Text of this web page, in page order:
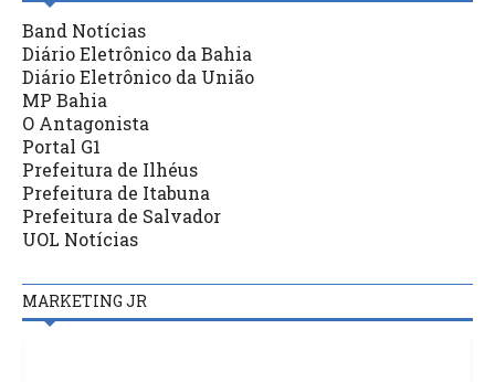
Band Notícias
Diário Eletrônico da Bahia
Diário Eletrônico da União
MP Bahia
O Antagonista
Portal G1
Prefeitura de Ilhéus
Prefeitura de Itabuna
Prefeitura de Salvador
UOL Notícias
MARKETING JR